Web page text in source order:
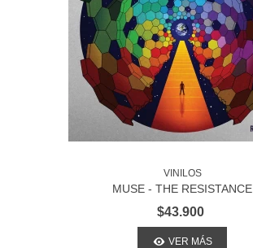
VINILOS
MUSE - THE RESISTANCE
$43.900
VER MÁS